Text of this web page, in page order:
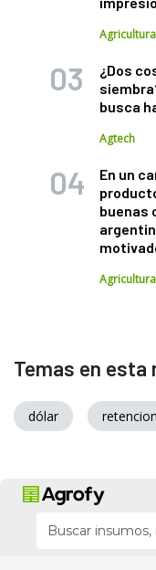
Agricultura
¿Dos
busca
Agtech
En un
buenas
Agricultura
Temas en esta
dólar